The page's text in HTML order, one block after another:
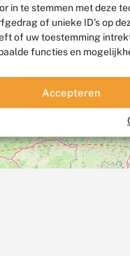
in te stemmen met deze
of unieke ID's op
of uw toestemming
functies en
Accepteren